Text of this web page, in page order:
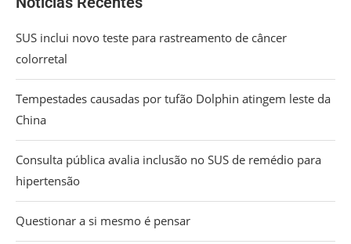
SUS inclui novo teste para rastreamento de câncer
colorretal
Tempestades causadas por tufão Dolphin atingem leste da
China
Consulta pública avalia inclusão no SUS de remédio para
hipertensão
Questionar a si mesmo é pensar